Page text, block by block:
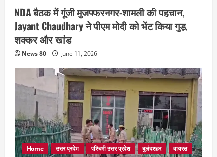
NDA बैठक में गूंजी मुजफ्फरनगर-शामली की पहचान,
Jayant Chaudhary ने पीएम मोदी को भेंट किया गुड़,
शक्कर और खांड
News 80 June 11, 2026
Home उत्तर प्रदेश पश्चिमी उत्तर प्रदेश बुलंदशहर
वायरल